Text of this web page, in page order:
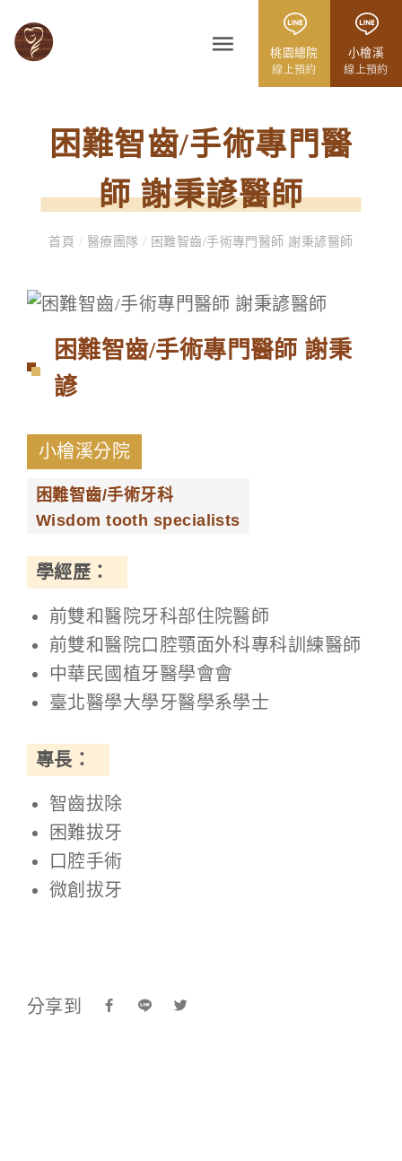
桃園總院
線上預約
小檜溪
線上預約
困難智齒/手術專門醫
師 謝秉諺醫師
首頁 / 醫療團隊 / 困難智齒/手術專門醫師 謝秉諺醫師
困難智齒/手術專門醫師 謝秉
諺
小檜溪分院
困難智齒/手術牙科
Wisdom tooth specialists
學經歷：
前雙和醫院牙科部住院醫師
前雙和醫院口腔顎面外科專科訓練醫師
中華民國植牙醫學會會
臺北醫學大學牙醫學系學士
專長：
智齒拔除
困難拔牙
口腔手術
微創拔牙
分享到